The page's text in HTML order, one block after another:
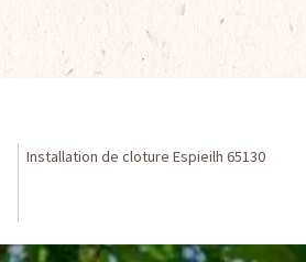
Installation de cloture Espieilh 65130